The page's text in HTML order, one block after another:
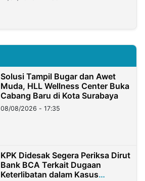
Solusi Tampil Bugar dan Awet
Muda, HLL Wellness Center Buka
Cabang Baru di Kota Surabaya
08/08/2026 - 17:35
KPK Didesak Segera Periksa Dirut
Bank BCA Terkait Dugaan
Keterlibatan dalam Kasus